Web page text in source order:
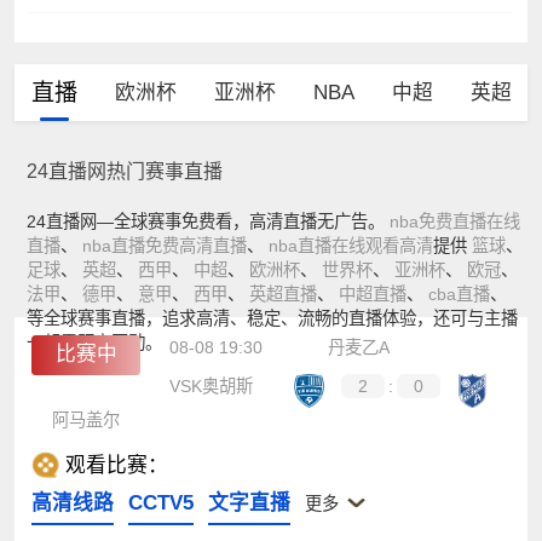
直播 欧洲杯 亚洲杯 NBA 中超 英超
24直播网热门赛事直播
24直播网—全球赛事免费看，高清直播无广告。 nba免费直播在线
直播、 nba直播免费高清直播、 nba直播在线观看高清提供 篮球、
足球、 英超、 西甲、 中超、 欧洲杯、 世界杯、 亚洲杯、 欧冠、
法甲、 德甲、 意甲、 西甲、 英超直播、 中超直播、 cba直播、
等全球赛事直播，追求高清、稳定、流畅的直播体验，还可与主播
一起零距离互动。
比赛中 08-08 19:30
丹麦乙A
VSK奥胡斯
2 :
0
阿马盖尔
观看比赛：
高清线路
CCTV5 文字直播 更多